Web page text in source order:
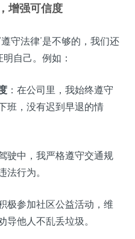
增强可信度
守法律’是不够的，我们还
自己。例如：
：在公司里，我始终遵守
班，没有迟到早退的情
驶中，我严格遵守交通规
法行为。
极参加社区公益活动，维
导他人不乱丢垃圾。